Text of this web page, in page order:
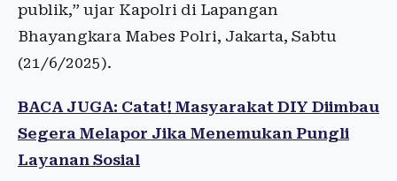
publik,” ujar Kapolri di Lapangan
Bhayangkara Mabes Polri, Jakarta, Sabtu
(21/6/2025).
BACA JUGA: Catat! Masyarakat DIY Diimbau
Segera Melapor Jika Menemukan Pungli
Layanan Sosial